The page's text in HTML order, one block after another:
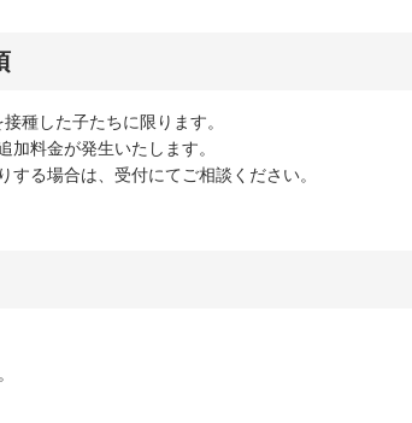
種した子たちに限ります。
料金が発生いたします。
る場合は、受付にてご相談ください。